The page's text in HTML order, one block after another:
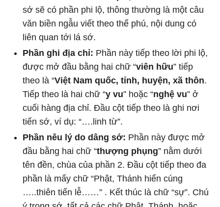
sớ sẽ có phần phi lộ, thông thường là một câu
văn biền ngẫu viết theo thể phú, nội dung có
liên quan tới lá sớ.
Phần ghi địa chỉ: Phần này tiếp theo lời phi lộ,
được mở đầu bằng hai chữ “viên hữu” tiếp
theo là “Việt Nam quốc, tỉnh, huyện, xã thôn.
Tiếp theo là hai chữ “y vu” hoặc “nghệ vu” ở
cuối hàng địa chỉ. Đầu cột tiếp theo là ghi nơi
tiến sớ, ví dụ: “….linh từ”.
Phần nêu lý do dâng sớ: Phần này được mở
đầu bằng hai chữ “thượng phụng” nằm dưới
tên đền, chùa của phần 2. Đầu cột tiếp theo đa
phần là mấy chữ “Phật, Thánh hiến cúng
…..thiên tiến lễ……” . Kết thúc là chữ “sự”. Chú